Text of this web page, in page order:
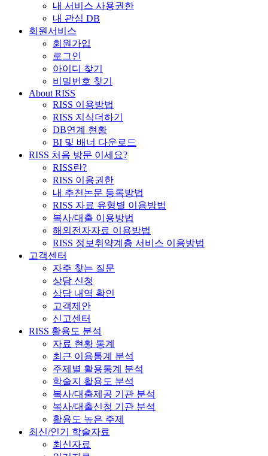
내 서비스 사용권한
내 관심 DB
회원서비스
회원가입
로그인
아이디 찾기
비밀번호 찾기
About RISS
RISS 이용방법
RISS 지식더하기
DB연계 현황
BI 및 배너 다운로드
RISS 처음 방문 이세요?
RISS란?
RISS 이용권한
내 추천논문 등록방법
RISS 자료 유형별 이용방법
복사/대출 이용방법
해외전자자료 이용방법
RISS 정보취약계층 서비스 이용방법
고객센터
자주 찾는 질문
상담 신청
상담 내역 확인
고객제안
신고센터
RISS 활용도 분석
자료 현황 통계
최근 이용통계 분석
주제별 활용통계 분석
학술지 활용도 분석
복사/대출제공 기관 분석
복사/대출신청 기관 분석
활용도 높은 주제
최신/인기 학술자료
최신자료